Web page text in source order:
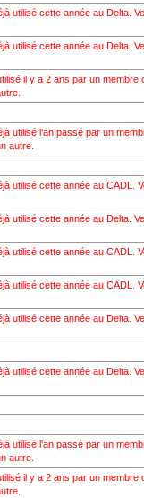
utilisé cette année au Delta.
utilisé cette année au Delta.
il y a 2 ans par un membre
utilisé l'an passé par un
autre.
utilisé cette année au CADL.
utilisé cette année au Delta.
utilisé cette année au CADL.
utilisé cette année au CADL.
utilisé cette année au Delta.
utilisé cette année au Delta.
utilisé l'an passé par un
autre.
il y a 2 ans par un membre